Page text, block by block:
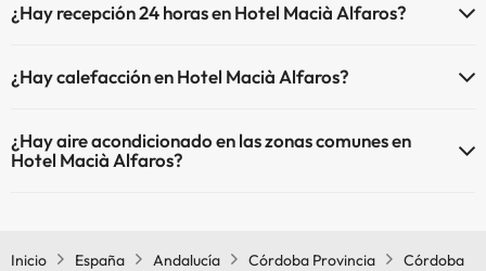
pago) Aquí tienes más info sobre la piscina y otras instalaciones.
¿Hay recepción 24 horas en Hotel Macià Alfaros?
¿Hay calefacción en Hotel Macià Alfaros?
¿Hay aire acondicionado en las zonas comunes en
Hotel Macià Alfaros?
Inicio
España Andalucía Córdoba Provincia
Córdoba